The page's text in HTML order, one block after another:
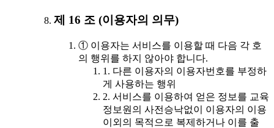
제 16 조 (이용자의 의무)
① 이용자는 서비스를 이용할 때 다음 각 호
의 행위를 하지 않아야 합니다.
1. 다른 이용자의 이용자번호를 부정하
게 사용하는 행위
2. 서비스를 이용하여 얻은 정보를 교육
정보원의 사전승낙없이 이용자의 이용
이외의 목적으로 복제하거나 이를 출